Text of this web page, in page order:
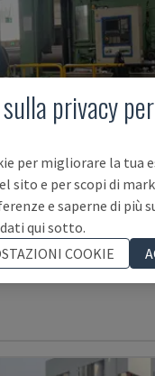
ORIZZONTALE
privacy
per migliorare la tua
sito e per scopi di
e saperne di più
qui sotto.
COOKIE